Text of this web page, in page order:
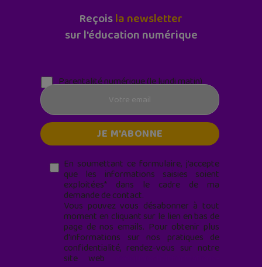
Reçoisla newsletter
sur l'éducation numérique
Parentalité numérique (le lundi matin)
En soumettant ce formulaire, j’accepte
que les informations saisies soient
exploitées* dans le cadre de ma
demande de contact.
Vous pouvez vous désabonner à tout
moment en cliquant sur le lien en bas de
page de nos emails. Pour obtenir plus
d'informations sur nos pratiques de
confidentialité, rendez-vous sur notre
site web